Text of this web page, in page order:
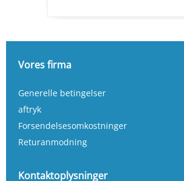
Vores firma
Generelle betingelser
aftryk
Forsendelsesomkostninger
Returanmodning
Kontaktoplysninger